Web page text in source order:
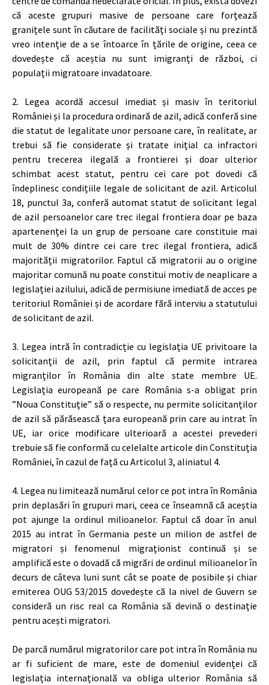
că aceste grupuri masive de persoane care forțează
granițele sunt în căutare de facilități sociale și nu prezintă
vreo intenție de a se întoarce în țările de origine, ceea ce
dovedește că aceștia nu sunt imigranți de război, ci
populații migratoare invadatoare.
2. Legea acordă accesul imediat și masiv în teritoriul
României și la procedura ordinară de azil, adică conferă sine
die statut de legalitate unor persoane care, în realitate, ar
trebui să fie considerate și tratate inițial ca infractori
pentru trecerea ilegală a frontierei și doar ulterior
schimbat acest statut, pentru cei care pot dovedi că
îndeplinesc condițiile legale de solicitant de azil. Articolul
18, punctul 3a, conferă automat statut de solicitant legal
de azil persoanelor care trec ilegal frontiera doar pe baza
apartenenței la un grup de persoane care constituie mai
mult de 30% dintre cei care trec ilegal frontiera, adică
majorității migratorilor. Faptul că migratorii au o origine
majoritar comună nu poate constitui motiv de neaplicare a
legislației azilului, adică de permisiune imediată de acces pe
teritoriul României și de acordare fără interviu a statutului
de solicitant de azil.
3. Legea intră în contradicție cu legislația UE privitoare la
solicitanții de azil, prin faptul că permite intrarea
migranților în România din alte state membre UE.
Legislația europeană pe care România s-a obligat prin
”Noua Constituție” să o respecte, nu permite solicitanților
de azil să părăsească țara europeană prin care au intrat în
UE, iar orice modificare ulterioară a acestei prevederi
trebuie să fie conformă cu celelalte articole din Constituția
României, în cazul de față cu Articolul 3, aliniatul 4.
4. Legea nu limitează numărul celor ce pot intra în România
prin deplasări în grupuri mari, ceea ce înseamnă că aceștia
pot ajunge la ordinul milioanelor. Faptul că doar în anul
2015 au intrat în Germania peste un milion de astfel de
migratori și fenomenul migraționist continuă și se
amplifică este o dovadă că migrări de ordinul milioanelor în
decurs de câteva luni sunt cât se poate de posibile și chiar
emiterea OUG 53/2015 dovedește că la nivel de Guvern se
consideră un risc real ca România să devină o destinație
pentru acești migratori.
De parcă numărul migratorilor care pot intra în România nu
ar fi suficient de mare, este de domeniul evidenței că
legislația internațională va obliga ulterior România să